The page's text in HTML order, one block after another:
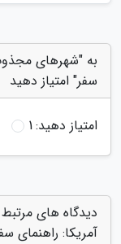
به "شهرهای
سفر" امتیاز دهید
امتیاز دهید:1
دیدگاه های
آمریکا: راهنمای